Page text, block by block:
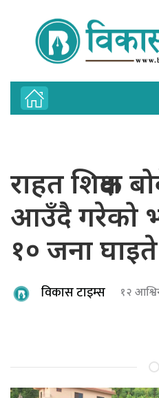
राहत शिक्षक
आउँदै गरेको
१० जना घाइते
विकास टाइम्स १२